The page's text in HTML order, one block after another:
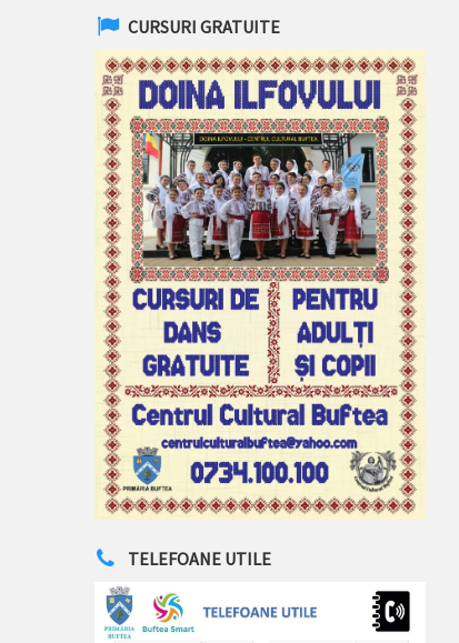
CURSURI GRATUITE
TELEFOANE UTILE